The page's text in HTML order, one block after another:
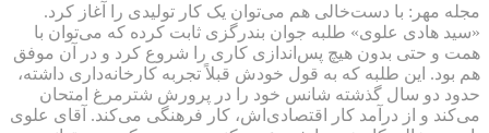
مجله مهر: با دست‌خالی هم می‌توان یک کار تولیدی را آغاز کرد.
«سید هادی علوی» طلبه جوان بندرگزی ثابت کرده که می‌توان با
همت و حتی بدون هیچ پس‌اندازی کاری را شروع کرد و در آن موفق
هم بود. این طلبه که به قول خودش قبلاً تجربه کارخانه‌داری داشته،
حدود دو سال گذشته شانس خود را در پرورش شترمرغ امتحان
می‌کند و از درآمد کار اقتصادی‌اش، کار فرهنگی می‌کند. آقای علوی